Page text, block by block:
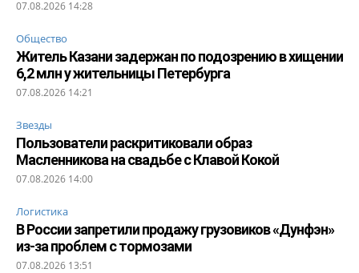
07.08.2026 14:28
Общество
Житель Казани задержан по подозрению в хищении
6,2 млн у жительницы Петербурга
07.08.2026 14:21
Звезды
Пользователи раскритиковали образ
Масленникова на свадьбе с Клавой Кокой
07.08.2026 14:00
Логистика
В России запретили продажу грузовиков «Дунфэн»
из-за проблем с тормозами
07.08.2026 13:51